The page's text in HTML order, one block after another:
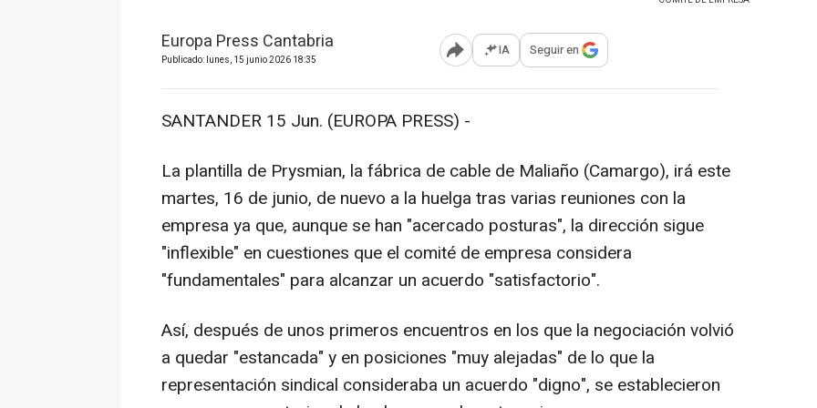
Europa Press Cantabria
Publicado: lunes, 15 junio 2026 18:35 Abrir opciones para compartir
IA Seguir en
SANTANDER 15 Jun. (EUROPA PRESS) -
La plantilla de Prysmian, la fábrica de cable de Maliaño (Camargo), irá este
martes, 16 de junio, de nuevo a la huelga tras varias reuniones con la
empresa ya que, aunque se han "acercado posturas", la dirección sigue
"inflexible" en cuestiones que el comité de empresa considera
"fundamentales" para alcanzar un acuerdo "satisfactorio".
Así, después de unos primeros encuentros en los que la negociación volvió
a quedar "estancada" y en posiciones "muy alejadas" de lo que la
representación sindical consideraba un acuerdo "digno", se establecieron